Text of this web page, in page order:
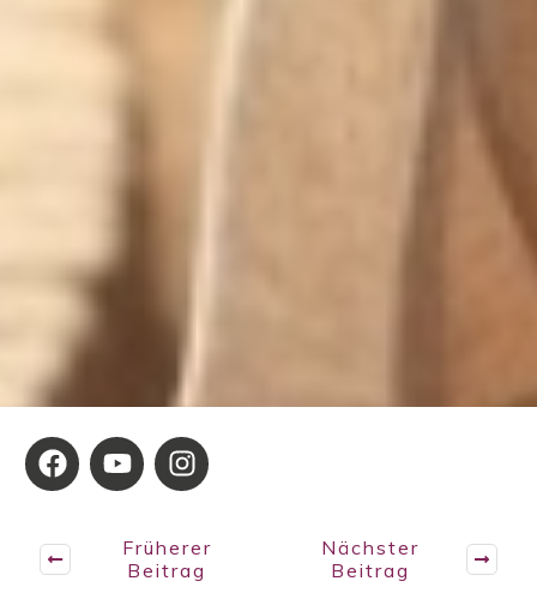
Früherer
Beitrag
Nächster
Beitrag